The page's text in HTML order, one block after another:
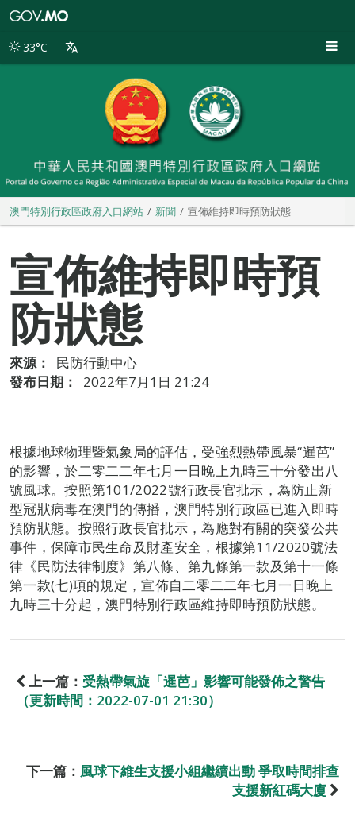
別
33°C
澳門特別行政區政府入口網站 新聞 宣佈維持即時預防狀態
宣佈維持即時預
防狀態
來源：
民防行動中心
發布日期：
2022年7月1日 21:24
根據地球物理暨氣象局的評估，受強烈熱帶風暴“暹芭”
的影響，於二零二二年七月一日晚上九時三十分發出八
號風球。按照第101/2022號行政長官批示，為防止新
型冠狀病毒在澳門的傳播，澳門特別行政區已進入即時
預防狀態。按照行政長官批示，為應對有關的突發公共
事件，保障市民生命及財產安全，根據第11/2020號法
律《民防法律制度》第八條、第九條第一款及第十一條
第一款(七)項的規定，宣佈自二零二二年七月一日晚上
九時三十分起，澳門特別行政區維持即時預防狀態。
上一篇： 受熱帶氣旋「暹芭」影響可能發佈之警告
（更新時間：2022-07-01 21:30）
下一篇： 風球下維生支援小組繼續出動 爭取時間排查
支援新紅碼大廈